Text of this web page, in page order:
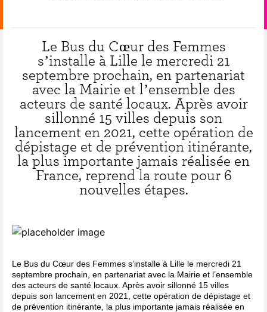
Le Bus du Cœur des Femmes
s’installe à Lille le mercredi 21
septembre prochain, en partenariat
avec la Mairie et l’ensemble des
acteurs de santé locaux. Après avoir
sillonné 15 villes depuis son
lancement en 2021, cette opération de
dépistage et de prévention itinérante,
la plus importante jamais réalisée en
France, reprend la route pour 6
nouvelles étapes.
Le Bus du Cœur des Femmes s’installe à Lille le mercredi 21
septembre prochain, en partenariat avec la Mairie et l’ensemble
des acteurs de santé locaux. Après avoir sillonné 15 villes
depuis son lancement en 2021, cette opération de dépistage et
de prévention itinérante, la plus importante jamais réalisée en